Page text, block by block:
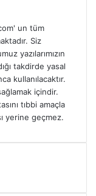
un tüm
Siz
yazılarımızın
takdirde yasal
kullanılacaktır.
içindir.
tıbbi amaçla
yerine geçmez.